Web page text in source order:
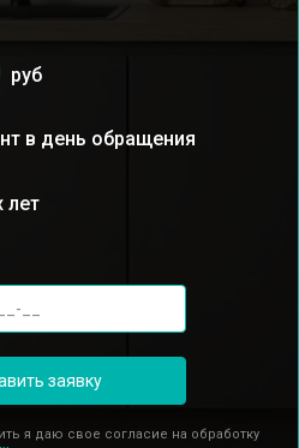
руб
в день обращения
лет
заявку
я даю свое согласие на обработку